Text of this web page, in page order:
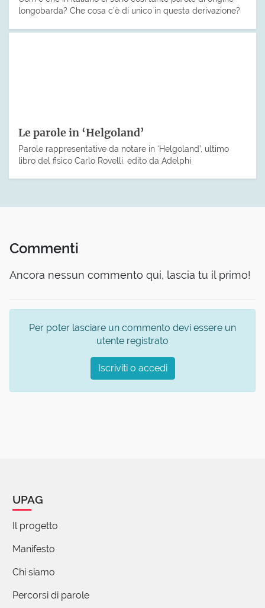
longobarda? Che cosa c’è di unico in questa derivazione?
Le parole in ‘Helgoland’
Parole rappresentative da notare in ‘Helgoland’, ultimo
libro del fisico Carlo Rovelli, edito da Adelphi
Commenti
Ancora nessun commento qui, lascia tu il primo!
Per poter lasciare un commento devi essere un
utente registrato
Iscriviti o accedi
UPAG
Il progetto
Manifesto
Chi siamo
Percorsi di parole